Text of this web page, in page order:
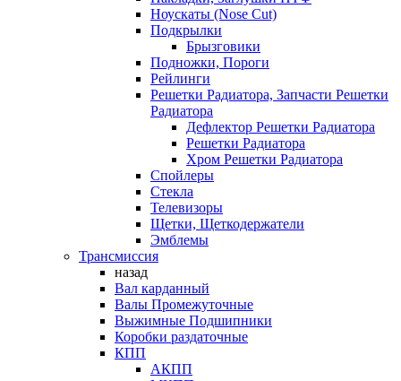
Ноускаты (Nose Cut)
Подкрылки
Брызговики
Подножки, Пороги
Рейлинги
Решетки Радиатора, Запчасти Решетки
Радиатора
Дефлектор Решетки Радиатора
Решетки Радиатора
Хром Решетки Радиатора
Спойлеры
Стекла
Телевизоры
Щетки, Щеткодержатели
Эмблемы
Трансмиссия
назад
Вал карданный
Валы Промежуточные
Выжимные Подшипники
Коробки раздаточные
КПП
АКПП